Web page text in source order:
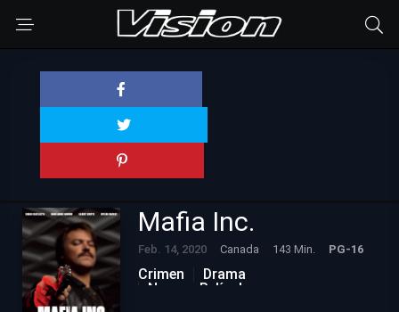
Mafia Inc.
Feb. 14, 2020 Canada 143 Min. PG-16
Crimen
Drama
Nuevas Películas